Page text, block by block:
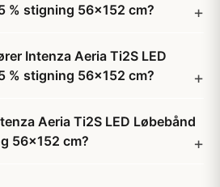
% stigning 56x152 cm?
Intenza Aeria Ti2S LED
% stigning 56x152 cm?
Aeria Ti2S LED Løbebånd
56x152 cm?